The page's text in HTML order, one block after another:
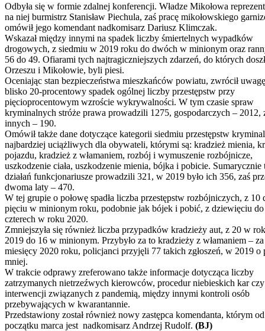
Odbyła się w formie zdalnej konferencji. Władze Mikołowa
na niej burmistrz Stanisław Piechula, zaś pracę mikołowskiego
omówił jego komendant nadkomisarz Dariusz Klimczak.
Wskazał między innymi na spadek liczby śmiertelnych wypadków
drogowych, z siedmiu w 2019 roku do dwóch w minionym oraz
56 do 49. Ofiarami tych najtragiczniejszych zdarzeń, do których
Orzeszu i Mikołowie, byli piesi.
Oceniając stan bezpieczeństwa mieszkańców powiatu, zwrócił
blisko 20-procentowy spadek ogólnej liczby przestępstw przy
pięcioprocentowym wzroście wykrywalności. W tym czasie spraw
kryminalnych stróże prawa prowadzili 1275, gospodarczych – 2012,
innych – 190.
Omówił także dane dotyczące kategorii siedmiu przestępstw
najbardziej uciążliwych dla obywateli, którymi są: kradzież mienia,
pojazdu, kradzież z włamaniem, rozbój i wymuszenie rozbójnicze,
uszkodzenie ciała, uszkodzenie mienia, bójka i pobicie. Sumarycznie
działań funkcjonariusze prowadzili 321, w 2019 było ich 356, zaś
dwoma laty – 470.
W tej grupie o połowę spadła liczba przestępstw rozbójniczych, z 10
pięciu w minionym roku, podobnie jak bójek i pobić, z dziewięciu do
czterech w roku 2020.
Zmniejszyła się również liczba przypadków kradzieży aut, z 20 w
2019 do 16 w minionym. Przybyło za to kradzieży z włamaniem –
miesięcy 2020 roku, policjanci przyjęli 77 takich zgłoszeń, w 2019 o
mniej.
W trakcie odprawy zreferowano także informacje dotycząca liczby
zatrzymanych nietrzeźwych kierowców, procedur niebieskich kar
interwencji związanych z pandemią, między innymi kontroli osób
przebywających w kwarantannie.
Przedstawiony został również nowy zastępca komendanta, którym od
początku marca jest nadkomisarz Andrzej Rudolf. (BJ)